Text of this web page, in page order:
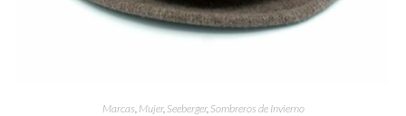
Marcas Mujer, Seeberger, Sombreros de Invierno